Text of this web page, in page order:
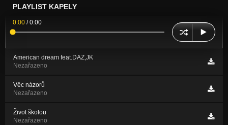
PLAYLIST KAPELY
0:00 /0:00
American dream feat.DAZ,JK
Nezařazeno
Věc názorů
Nezařazeno
Život školou
Nezařazeno